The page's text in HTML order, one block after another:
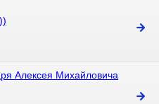
Алексея Михайловича